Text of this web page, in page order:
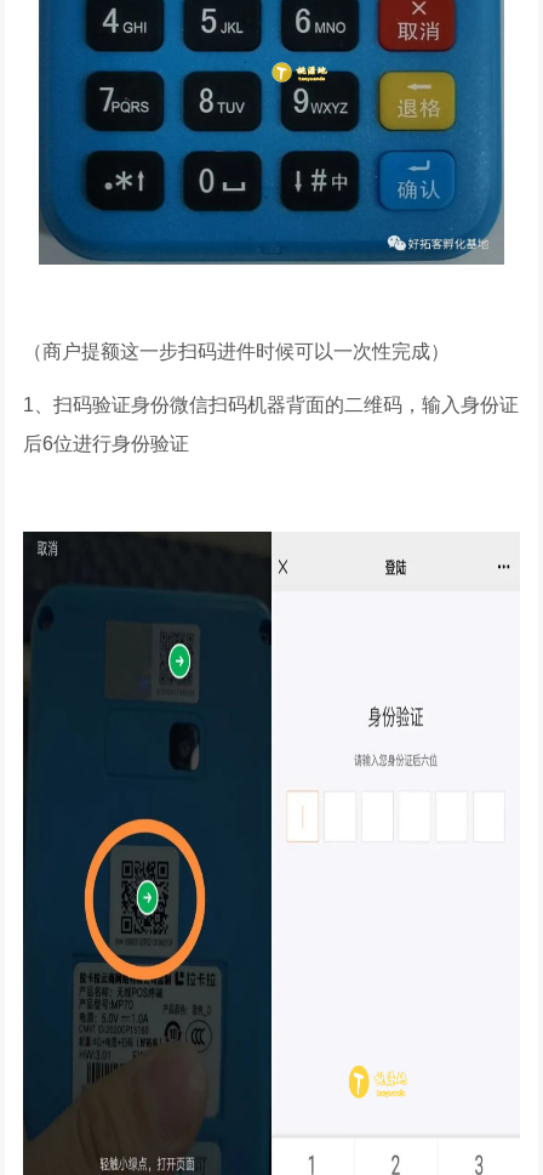
（商户提额这一步扫码进件时候可以一次性完成）
1、扫码验证身份微信扫码机器背面的二维码，输入身份证
后6位进行身份验证